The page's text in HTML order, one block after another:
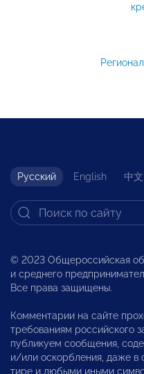
Русский English 中文
© 2023 Общероссийская
и среднего
Все права защищены.
Комментарии на сайте
требованиям российского
публикуем сообщения,
и/или оскорбления, даже в
тире и любыми иными